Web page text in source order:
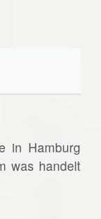
in Hamburg
was handelt